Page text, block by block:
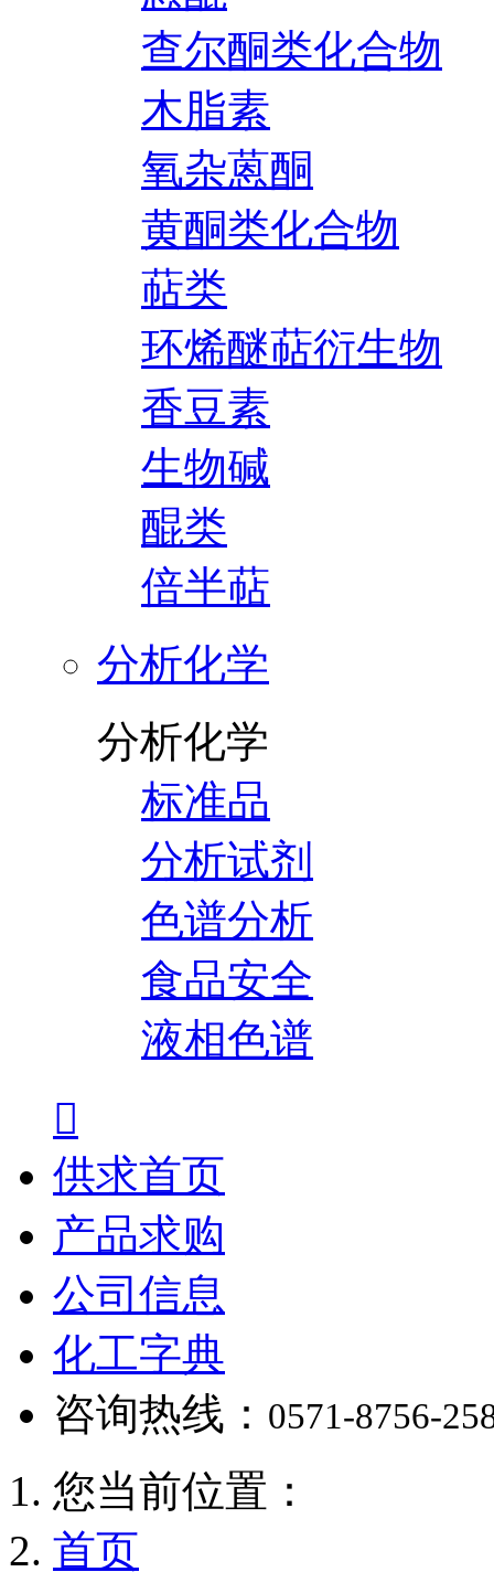
查尔酮类化合物
木脂素
氧杂蒽酮
黄酮类化合物
萜类
环烯醚萜衍生物
香豆素
生物碱
醌类
倍半萜
分析化学
分析化学
标准品
分析试剂
色谱分析
食品安全
液相色谱

供求首页
产品求购
公司信息
化工字典
咨询热线： 0571-8756-
您当前位置：
首页